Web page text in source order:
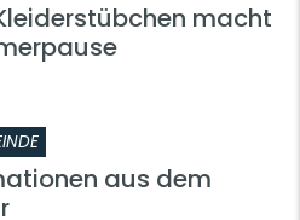
macht
aus dem